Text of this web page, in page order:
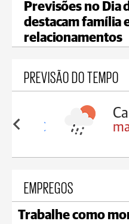
Previsões no Dia
destacam família
relacionamentos
PREVISÃO DO TEMPO
18°C
EMPREGOS
Trabalhe como